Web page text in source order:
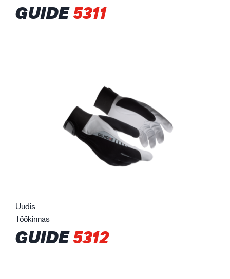
GUIDE5311
Uudis
Töökinnas
GUIDE5312